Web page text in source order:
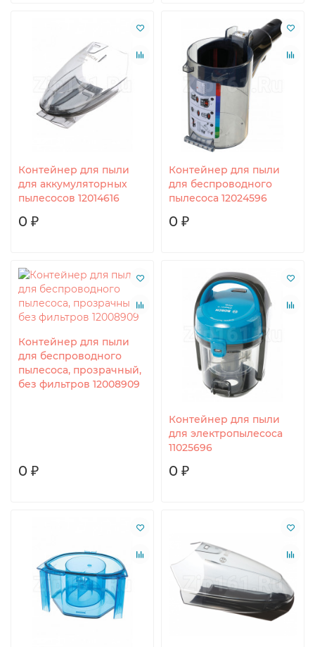
Контейнер для пыли
для аккумуляторных
пылесосов 12014616
0 ₽
Контейнер для пыли
для беспроводного
пылесоса 12024596
0 ₽
Контейнер для пыли
для беспроводного
пылесоса, прозрачный,
без фильтров 12008909
0 ₽
Контейнер для пыли
для электропылесоса
11025696
0 ₽